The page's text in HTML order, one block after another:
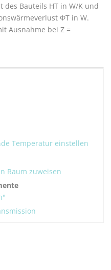
des Bauteils HT in W/K und
ΦT in W.
Ausnahme bei Z =
Temperatur einstellen
Raum zuweisen